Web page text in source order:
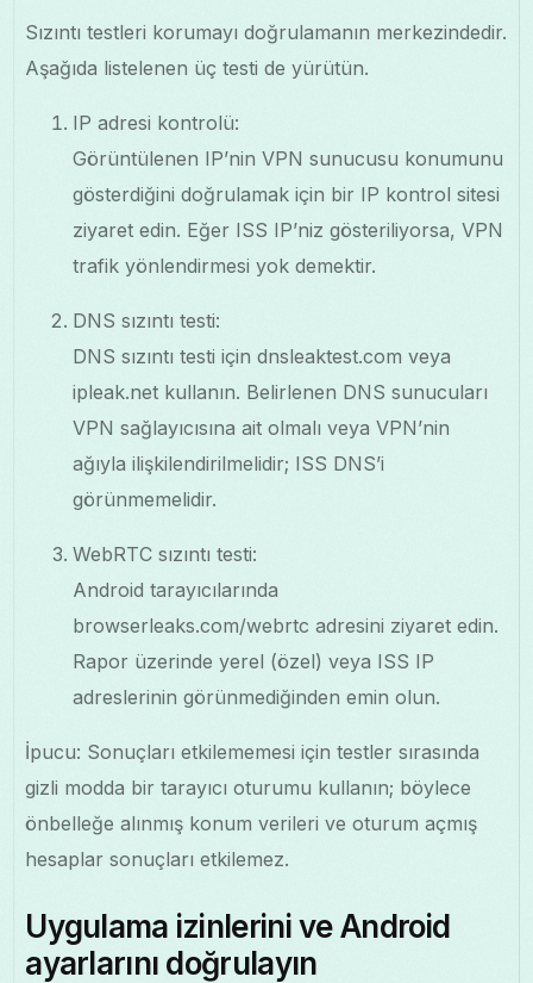
Sızıntı testleri korumayı doğrulamanın merkezindedir.
Aşağıda listelenen üç testi de yürütün.
IP adresi kontrolü:
Görüntülenen IP’nin VPN sunucusu konumunu
gösterdiğini doğrulamak için bir IP kontrol sitesi
ziyaret edin. Eğer ISS IP’niz gösteriliyorsa, VPN
trafik yönlendirmesi yok demektir.
DNS sızıntı testi:
DNS sızıntı testi için dnsleaktest.com veya
ipleak.net kullanın. Belirlenen DNS sunucuları
VPN sağlayıcısına ait olmalı veya VPN’nin
ağıyla ilişkilendirilmelidir; ISS DNS’i
görünmemelidir.
WebRTC sızıntı testi:
Android tarayıcılarında
browserleaks.com/webrtc adresini ziyaret edin.
Rapor üzerinde yerel (özel) veya ISS IP
adreslerinin görünmediğinden emin olun.
İpucu: Sonuçları etkilememesi için testler sırasında
gizli modda bir tarayıcı oturumu kullanın; böylece
önbelleğe alınmış konum verileri ve oturum açmış
hesaplar sonuçları etkilemez.
Uygulama izinlerini ve Android
ayarlarını doğrulayın